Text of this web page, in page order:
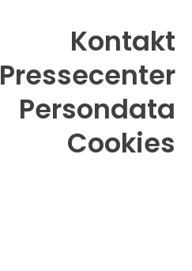
Kontakt
Pressecenter
Persondata
Cookies